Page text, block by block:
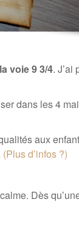
voie 9 3/4. J’ai
dans les 4
aux
(Plus d’infos ?)
Dès